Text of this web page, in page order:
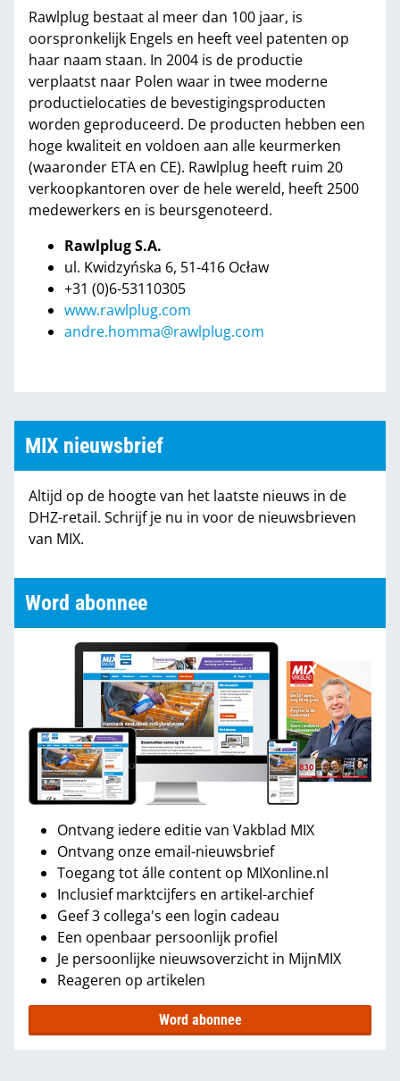
Rawlplug bestaat al meer dan 100 jaar, is
oorspronkelijk Engels en heeft veel patenten op
haar naam staan. In 2004 is de productie
verplaatst naar Polen waar in twee moderne
productielocaties de bevestigingsproducten
worden geproduceerd. De producten hebben een
hoge kwaliteit en voldoen aan alle keurmerken
(waaronder ETA en CE). Rawlplug heeft ruim 20
verkoopkantoren over de hele wereld, heeft 2500
medewerkers en is beursgenoteerd.
Rawlplug S.A.
ul. Kwidzyńska 6, 51-416 Ocław
+31 (0)6-53110305
www.rawlplug.com
andre.homma@rawlplug.com
MIX nieuwsbrief
Altijd op de hoogte van het laatste nieuws in de
DHZ-retail. Schrijf je nu in voor de nieuwsbrieven
van MIX.
Word abonnee
Ontvang iedere editie van Vakblad MIX
Ontvang onze email-nieuwsbrief
Toegang tot álle content op MIXonline.nl
Inclusief marktcijfers en artikel-archief
Geef 3 collega's een login cadeau
Een openbaar persoonlijk profiel
Je persoonlijke nieuwsoverzicht in MijnMIX
Reageren op artikelen
Word abonnee